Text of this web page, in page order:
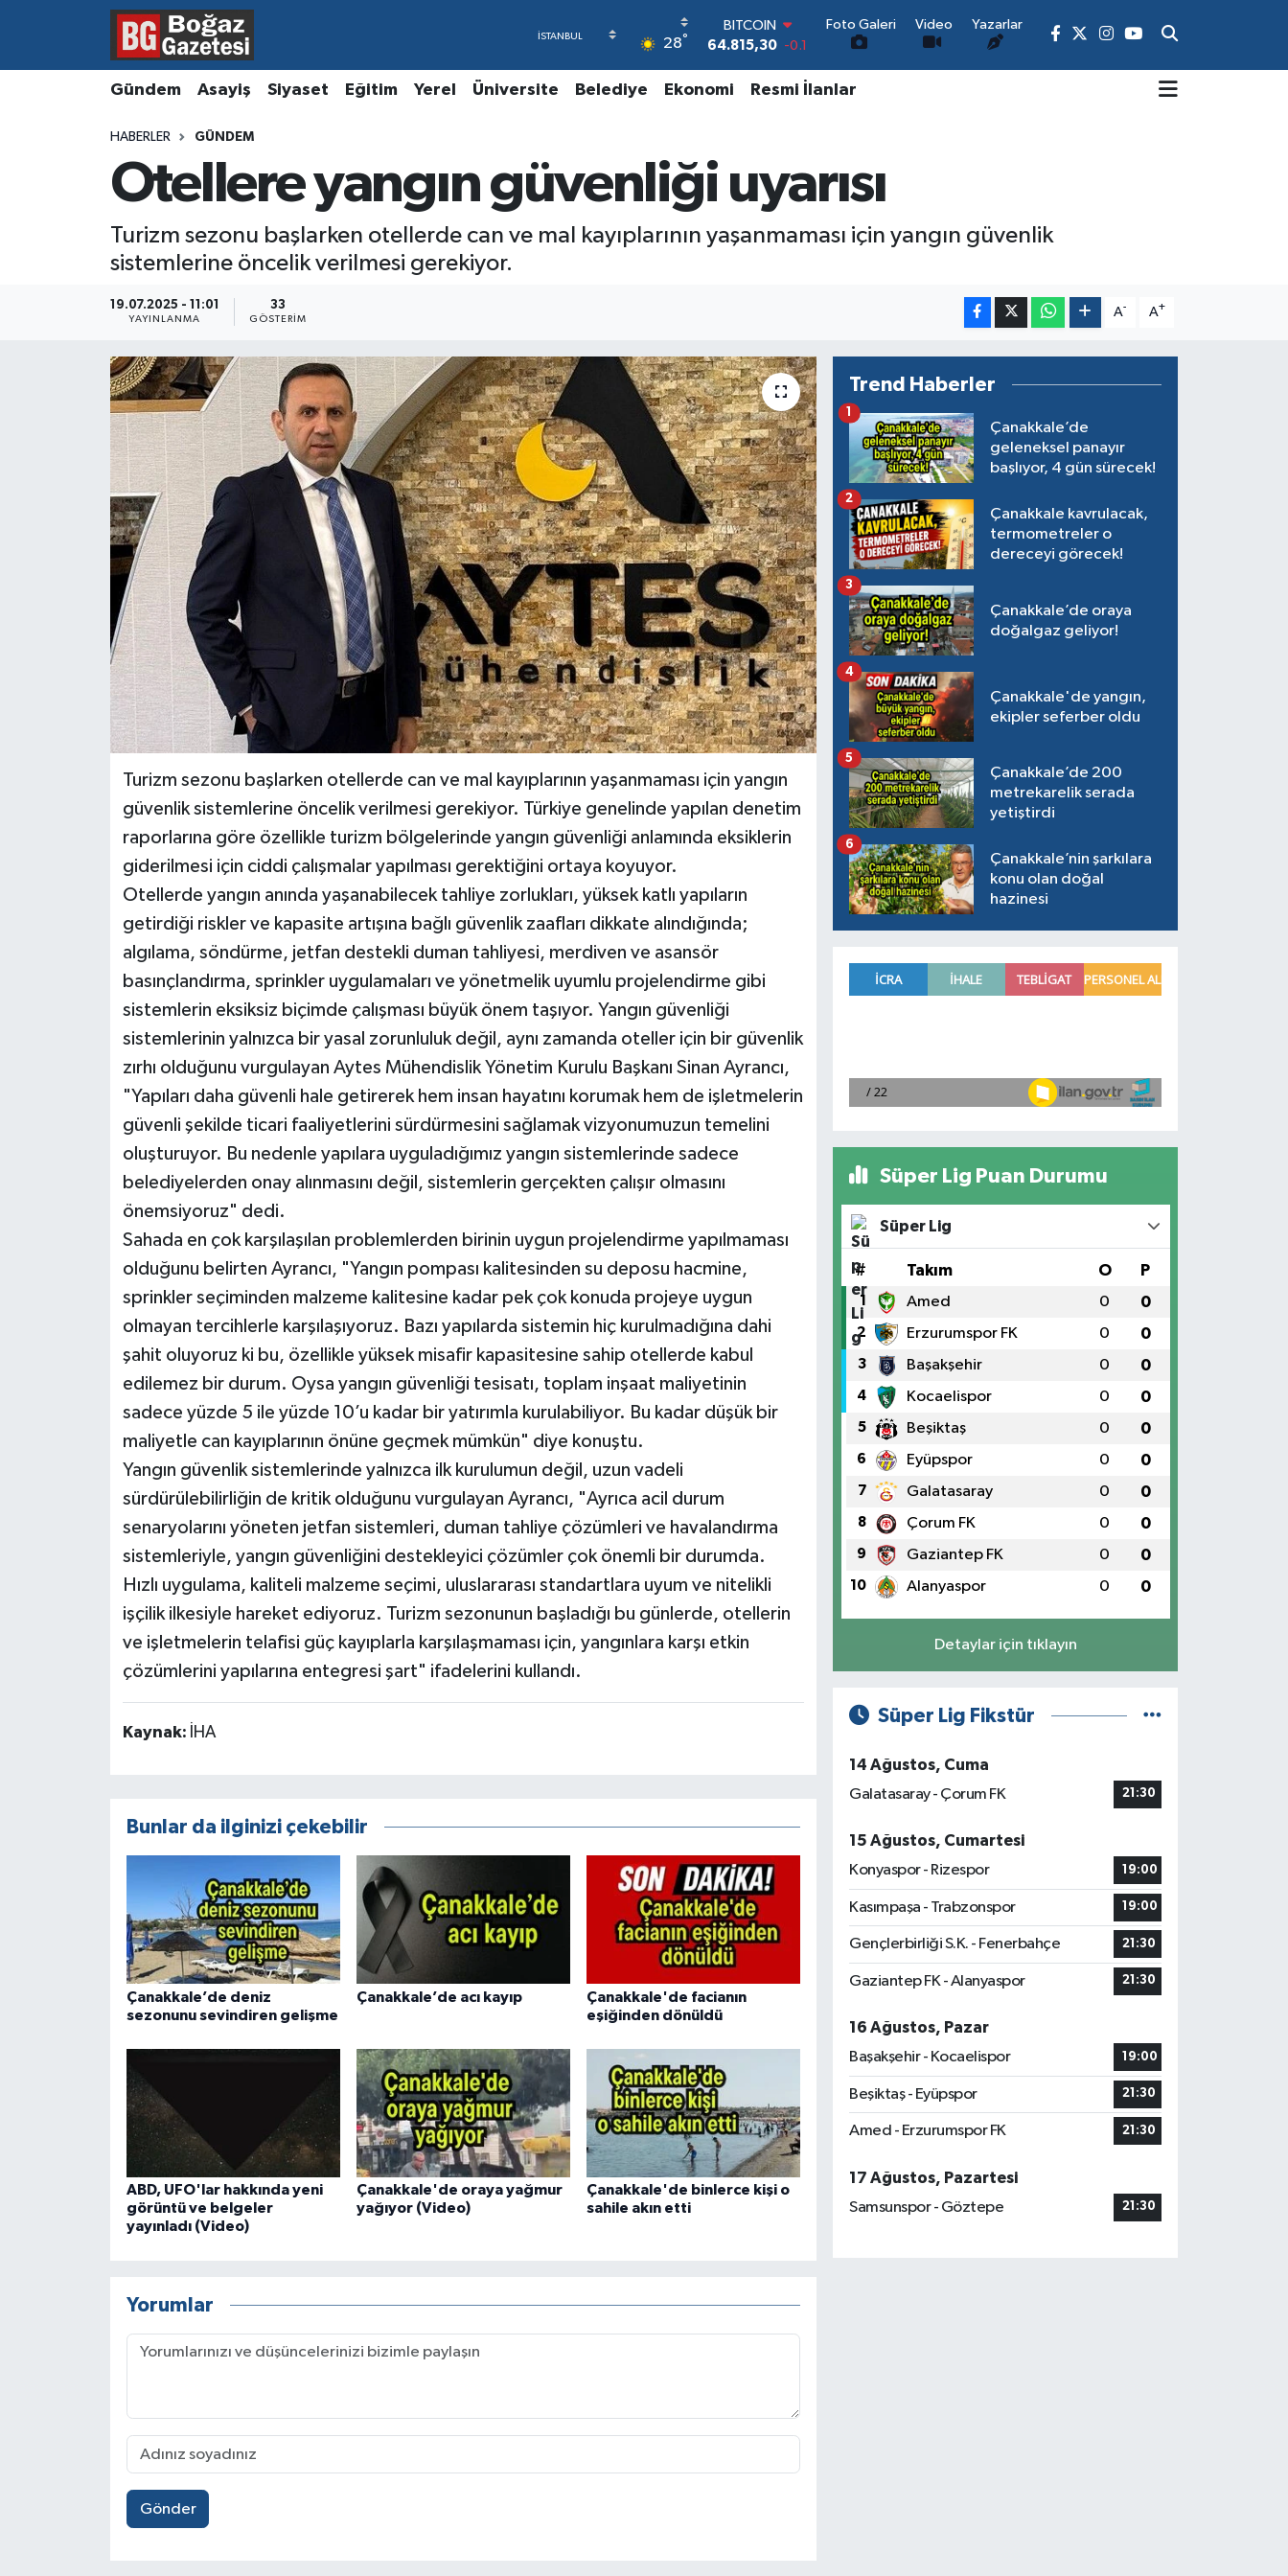
28°
BITCOIN
64.815,30 -0.1
47,7436 0.18
64,4811
GRAM ALTIN
6660.55
13.779
-14
Foto Galeri Video Yazarlar
Gündem Asayiş Siyaset Eğitim Yerel Üniversite Belediye Ekonomi Resmi İlanlar
HABERLER GÜNDEM
Otellere yangın güvenliği uyarısı
Turizm sezonu başlarken otellerde can ve mal kayıplarının yaşanmaması için yangın güvenlik
sistemlerine öncelik verilmesi gerekiyor.
19.07.2025 - 11:01
YAYINLANMA
33
GÖSTERIM
A- A+
Turizm sezonu başlarken otellerde can ve mal kayıplarının yaşanmaması için yangın
güvenlik sistemlerine öncelik verilmesi gerekiyor. Türkiye genelinde yapılan denetim
raporlarına göre özellikle turizm bölgelerinde yangın güvenliği anlamında eksiklerin
giderilmesi için ciddi çalışmalar yapılması gerektiğini ortaya koyuyor.
Otellerde yangın anında yaşanabilecek tahliye zorlukları, yüksek katlı yapıların
getirdiği riskler ve kapasite artışına bağlı güvenlik zaafları dikkate alındığında;
algılama, söndürme, jetfan destekli duman tahliyesi, merdiven ve asansör
basınçlandırma, sprinkler uygulamaları ve yönetmelik uyumlu projelendirme gibi
sistemlerin eksiksiz biçimde çalışması büyük önem taşıyor. Yangın güvenliği
sistemlerinin yalnızca bir yasal zorunluluk değil, aynı zamanda oteller için bir güvenlik
zırhı olduğunu vurgulayan Aytes Mühendislik Yönetim Kurulu Başkanı Sinan Ayrancı,
"Yapıları daha güvenli hale getirerek hem insan hayatını korumak hem de işletmelerin
güvenli şekilde ticari faaliyetlerini sürdürmesini sağlamak vizyonumuzun temelini
oluşturuyor. Bu nedenle yapılara uyguladığımız yangın sistemlerinde sadece
belediyelerden onay alınmasını değil, sistemlerin gerçekten çalışır olmasını
önemsiyoruz" dedi.
Sahada en çok karşılaşılan problemlerden birinin uygun projelendirme yapılmaması
olduğunu belirten Ayrancı, "Yangın pompası kalitesinden su deposu hacmine,
sprinkler seçiminden malzeme kalitesine kadar pek çok konuda projeye uygun
olmayan tercihlerle karşılaşıyoruz. Bazı yapılarda sistemin hiç kurulmadığına dahi
şahit oluyoruz ki bu, özellikle yüksek misafir kapasitesine sahip otellerde kabul
edilemez bir durum. Oysa yangın güvenliği tesisatı, toplam inşaat maliyetinin
sadece yüzde 5 ile yüzde 10’u kadar bir yatırımla kurulabiliyor. Bu kadar düşük bir
maliyetle can kayıplarının önüne geçmek mümkün" diye konuştu.
Yangın güvenlik sistemlerinde yalnızca ilk kurulumun değil, uzun vadeli
sürdürülebilirliğin de kritik olduğunu vurgulayan Ayrancı, "Ayrıca acil durum
senaryolarını yöneten jetfan sistemleri, duman tahliye çözümleri ve havalandırma
sistemleriyle, yangın güvenliğini destekleyici çözümler çok önemli bir durumda.
Hızlı uygulama, kaliteli malzeme seçimi, uluslararası standartlara uyum ve nitelikli
işçilik ilkesiyle hareket ediyoruz. Turizm sezonunun başladığı bu günlerde, otellerin
ve işletmelerin telafisi güç kayıplarla karşılaşmaması için, yangınlara karşı etkin
çözümlerini yapılarına entegresi şart" ifadelerini kullandı.
Kaynak: İHA
Bunlar da ilginizi çekebilir
Çanakkale’de deniz
sezonunu sevindiren gelişme
Çanakkale’de acı kayıp
Çanakkale'de facianın
eşiğinden dönüldü
ABD, UFO'lar hakkında yeni
görüntü ve belgeler
yayınladı (Video)
Çanakkale'de oraya yağmur
yağıyor (Video)
Çanakkale'de binlerce kişi o
sahile akın etti
Yorumlar
Gönder
Trend Haberler
Çanakkale’de
geleneksel panayır
başlıyor, 4 gün sürecek!
1
Çanakkale kavrulacak,
termometreler o
dereceyi görecek!
2
Çanakkale’de oraya
doğalgaz geliyor!
3
Çanakkale'de yangın,
ekipler seferber oldu
4
Çanakkale’de 200
metrekarelik serada
yetiştirdi
5
Çanakkale’nin şarkılara
konu olan doğal
hazinesi
6
Süper Lig Puan Durumu
Süper Lig
# Takım O P
1 Amed 0 0
2 Erzurumspor FK 0 0
3 Başakşehir 0 0
4 Kocaelispor 0 0
5 Beşiktaş 0 0
6 Eyüpspor 0 0
7 Galatasaray 0 0
8 Çorum FK 0 0
9 Gaziantep FK 0 0
10 Alanyaspor 0 0
Detaylar için tıklayın
Süper Lig Fikstür
14 Ağustos, Cuma
Galatasaray - Çorum FK
21:30
15 Ağustos, Cumartesi
Konyaspor - Rizespor
19:00
Kasımpaşa - Trabzonspor 19:00
Gençlerbirliği S.K. - Fenerbahçe 21:30
Gaziantep FK - Alanyaspor 21:30
16 Ağustos, Pazar
Başakşehir - Kocaelispor
19:00
Beşiktaş - Eyüpspor 21:30
Amed - Erzurumspor FK 21:30
17 Ağustos, Pazartesi
Samsunspor - Göztepe
21:30
Asayiş
Ekonomi
Kültür ve Sanat
Resmi İlanlar
Hava Durumu
Süper Lig Puan Durumu ve Fikstür
Son Dakika Haberleri
Haber Arşivi